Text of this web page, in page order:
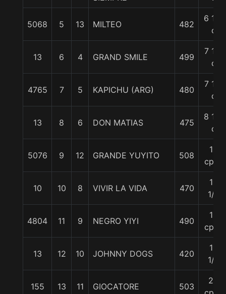
5068 5 13 MILTEO 482
6 1/2
c
13 6 4 GRAND SMILE 499
7 1/4
c
4765 7 5 KAPICHU (ARG) 480
7 1/2
c
13 8 6 DON MATIAS 475
8 1/4
c
5076 9 12 GRANDE YUYITO 508
12
cpos
10 10 8 VIVIR LA VIDA 470
12
1/2
4804 11 9 NEGRO YIYI 490
19
cpos
13 12 10 JOHNNY DOGS 420
19
1/4
155 13 11 GIOCATORE 503
24